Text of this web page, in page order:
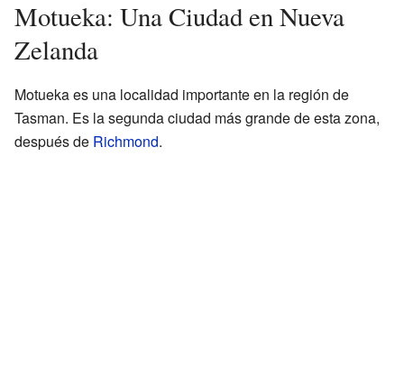
Motueka: Una Ciudad en Nueva
Zelanda
Motueka es una localidad importante en la región de
Tasman. Es la segunda ciudad más grande de esta zona,
después de Richmond.